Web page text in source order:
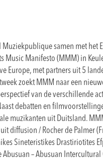
Muziekpublique samen met het
Music Manifesto (MMM) in
Europe, met partners uit 5
zoekt MMM naar een
van de verschillende
debatten en
muzikanten uit Duitsland.
diffusion / Rocher de Palmer
Sineteristikes Drastiriotites
Abusuan – Abusuan